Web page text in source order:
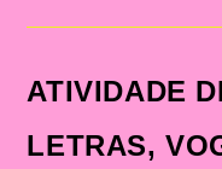
ATIVIDADE
LETRAS,